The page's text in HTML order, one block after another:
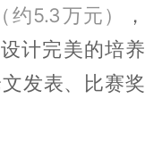
（约5.3万元）
，
计完美的培养
发表、比赛奖